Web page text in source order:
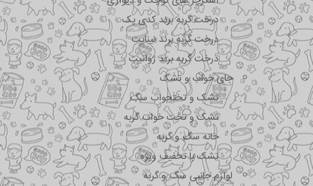
درخت گربه برند کدی پک
درخت گربه برند نیناپت
درخت گربه برند ژوانیت
جای خواب و تشک
تشک و تختحواب سگ
تشک و تخت خواب گربه
خانه سگ و گربه
تشک با تخفیف ویژه
لوازم جانبی سگ و گربه